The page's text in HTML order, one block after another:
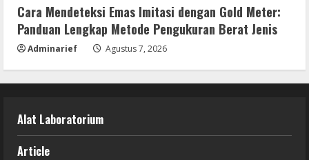
Cara Mendeteksi Emas Imitasi dengan Gold Meter:
Panduan Lengkap Metode Pengukuran Berat Jenis
Adminarief Agustus 7, 2026
Alat Laboratorium
Article